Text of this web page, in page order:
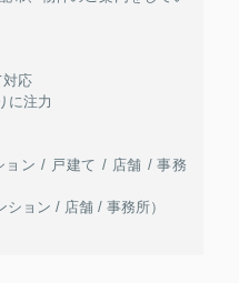
対応
に注力
ョン / 戸建て / 店舗 / 事務
ョン / 店舗 / 事務所）